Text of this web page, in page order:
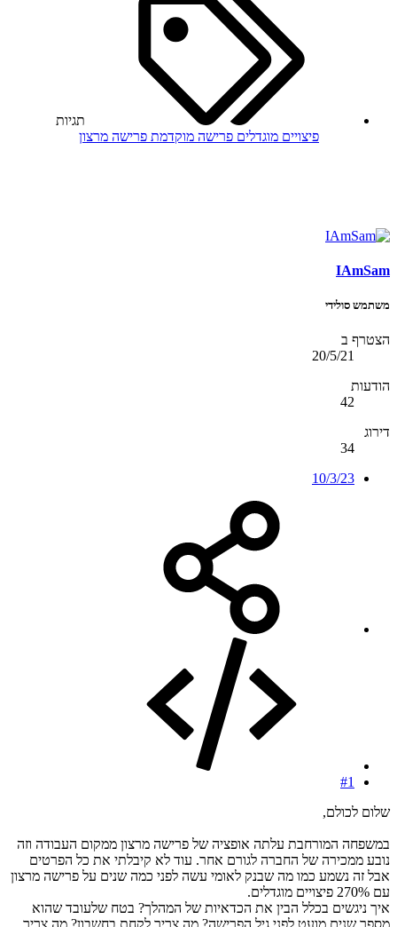
תגיות
פיצויים מוגדלים פרישה מוקדמת פרישה מרצון
IAmSam
משתמש סולידי
הצטרף ב
20/5/21
הודעות
42
דירוג
34
10/3/23
#1
שלום לכולם,
במשפחה המורחבת עלתה אופציה של פרישה מרצון ממקום העבודה וזה
נובע ממכירה של החברה לגורם אחר. עוד לא קיבלתי את כל הפרטים
אבל זה נשמע כמו מה שבנק לאומי עשה לפני כמה שנים על פרישה מרצון
עם 270% פיצויים מוגדלים.
איך ניגשים בכלל הבין את הכדאיות של המהלך? בטח שלעובד שהוא